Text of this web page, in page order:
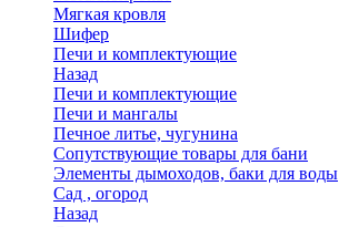
Мягкая кровля
Шифер
Печи и комплектующие
Назад
Печи и комплектующие
Печи и мангалы
Печное литье, чугунина
Сопутствующие товары для бани
Элементы дымоходов, баки для воды
Сад , огород
Назад